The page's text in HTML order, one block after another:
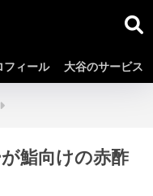
フィール 大谷のサービス
鮨向けの赤酢